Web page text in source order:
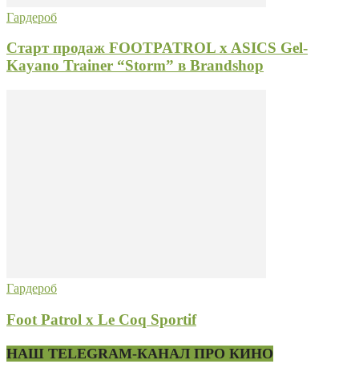
Гардероб
Старт продаж FOOTPATROL x ASICS Gel-
Kayano Trainer “Storm” в Brandshop
Гардероб
Foot Patrol x Le Coq Sportif
НАШ TELEGRAM-КАНАЛ ПРО КИНО